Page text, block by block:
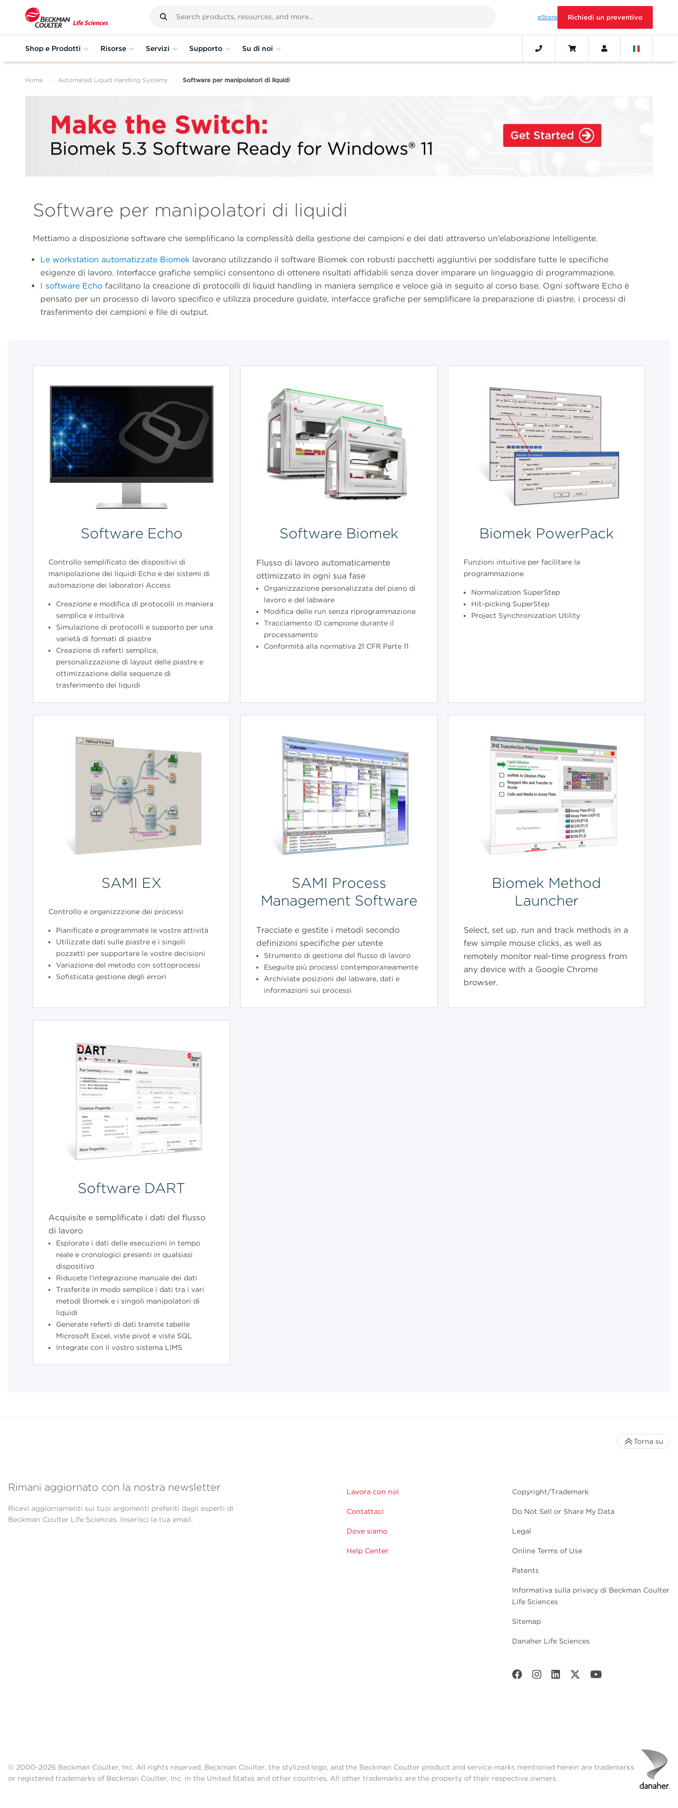
eStore Richiedi un preventivo
Shop e Prodotti Risorse Servizi Supporto Su di noi
Home Automated Liquid Handling Systems Software per manipolatori di liquidi
Software per manipolatori di liquidi
Mettiamo a disposizione software che semplificano la complessità della gestione dei campioni e dei dati attraverso un’elaborazione intelligente.
Le workstation automatizzate Biomek lavorano utilizzando il software Biomek con robusti pacchetti aggiuntivi per soddisfare tutte le specifiche
esigenze di lavoro. Interfacce grafiche semplici consentono di ottenere risultati affidabili senza dover imparare un linguaggio di programmazione.
I software Echo facilitano la creazione di protocolli di liquid handling in maniera semplice e veloce già in seguito al corso base. Ogni software Echo è
pensato per un processo di lavoro specifico e utilizza procedure guidate, interfacce grafiche per semplificare la preparazione di piastre, i processi di
trasferimento dei campioni e file di output.
Software Echo
Controllo semplificato dei dispositivi di
manipolazione dei liquidi Echo e dei sistemi di
automazione dei laboratori Access
Creazione e modifica di protocolli in maniera
semplice e intuitiva
Simulazione di protocolli e supporto per una
varietà di formati di piastre
Creazione di referti semplice,
personalizzazione di layout delle piastre e
ottimizzazione delle sequenze di
trasferimento dei liquidi
Software Biomek
Flusso di lavoro automaticamente
ottimizzato in ogni sua fase
Organizzazione personalizzata del piano di
lavoro e del labware
Modifica delle run senza riprogrammazione
Tracciamento ID campione durante il
processamento
Conformità alla normativa 21 CFR Parte 11
Biomek PowerPack
Funzioni intuitive per facilitare la
programmazione
Normalization SuperStep
Hit-picking SuperStep
Project Synchronization Utility
SAMI EX
Controllo e organizzzione dei processi
Pianificate e programmate le vostre attività
Utilizzate dati sulle piastre e i singoli
pozzetti per supportare le vostre decisioni
Variazione del metodo con sottoprocessi
Sofisticata gestione degli errori
SAMI Process
Management Software
Tracciate e gestite i metodi secondo
definizioni specifiche per utente
Strumento di gestione del flusso di lavoro
Eseguite più processi contemporaneamente
Archiviate posizioni del labware, dati e
informazioni sui processi
Biomek Method
Launcher
Select, set up, run and track methods in a
few simple mouse clicks, as well as
remotely monitor real-time progress from
any device with a Google Chrome
browser.
Software DART
Acquisite e semplificate i dati del flusso
di lavoro
Esplorate i dati delle esecuzioni in tempo
reale e cronologici presenti in qualsiasi
dispositivo
Riducete l'integrazione manuale dei dati
Trasferite in modo semplice i dati tra i vari
metodi Biomek e i singoli manipolatori di
liquidi
Generate referti di dati tramite tabelle
Microsoft Excel, viste pivot e viste SQL
Integrate con il vostro sistema LIMS
Rimani aggiornato con la nostra newsletter
Ricevi aggiornamenti sui tuoi argomenti preferiti dagli esperti di
Beckman Coulter Life Sciences. Inserisci la tua email.
Lavora con noi
Contattaci
Dove siamo
Help Center
Copyright/Trademark
Do Not Sell or Share My Data
Legal
Online Terms of Use
Patents
Informativa sulla privacy di Beckman Coulter
Life Sciences
Sitemap
Danaher Life Sciences
Torna su
© 2000-2026 Beckman Coulter, Inc. All rights reserved. Beckman Coulter, the stylized logo, and the Beckman Coulter product and service marks mentioned herein are trademarks
or registered trademarks of Beckman Coulter, Inc. in the United States and other countries. All other trademarks are the property of their respective owners.